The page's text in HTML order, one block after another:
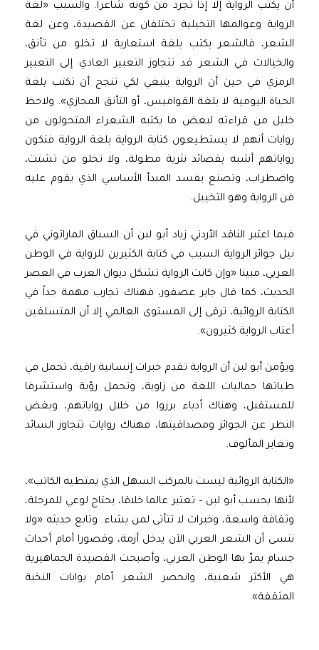
أن يكتب الرواية إلا إذا تجرد من كونه شاعرا. والسبب «لغة
الرواية وعوالمها التخيلية تختلفان عن القصيدة، وعن لغة
الشعر، فالشعر يكتب بلغة استعارية لا تخلو من تأنق،
والخيالات في الشعر قد تتجاوز التعبير العادي إلى التعبير
الرمزي في حين أن الرواية ينبغي لكي تنجح أن تكتب بلغة
الحياة اليومية لا بلغة القواميس، أو التأنق المجازي». ولاحظ
خليل من قراءته لبعض ما يكتبه الشعراء المتحولون من
روايات أنهم لا يستطيعون كتابة الرواية بلغة الرواية فتكون
رواياتهم أشبه بقصائد نثرية مطولة، ولا تخلو من تشتت،
واضطراب، وتصنع يفسد المبدأ الأساسي الذي يقوم عليه
فن الرواية وهو التخييل.
فيما اعتبر الناقد الأردني زياد أبو لبن أن السباق الماراثوني في
نيل جوائز الرواية السبب في كتابة الكثيرين للرواية في الوطن
العربي، مبينا «وإن كانت الرواية تشكل ديوان العرب في العصر
الحديث، كما قال جابر عصفور، فهناك تجارب مهمة جداً في
الكتابة الروائية، ترقى إلى المستوى العالمي إلا أن المتسلقين
أعتاب الرواية كثيرون».
ويؤمن أبو لبن أن الرواية تقدم خبرات إنسانية راقية، تحمل في
طياتها جماليات اللغة من زاوية، وتحمل رؤية واستشرفا
للمستقبل، وهناك أدباء برزوا من خلال رواياتهم، وبغض
النظر عن الجوائز ومصداقيتها، فهناك روايات تتجاوز السائد
وتغاير المألوف.
«الكتابة الروائية ليست بالمركب السهل الذي يمتطيه الكاتب»،
لأنها بحسب أبو لبن – تعتبر عالما خلاقا، يحتاج لوعي للمرحلة،
وثقافة واسعة، وخبرات لا تتأتى لمن يشاء. وتابع حديثه «ولا
ننسى أن الشعر العربي الآن يدخل أزمة، وقصورا أمام أحداث
جسام يمرّ بها الوطن العربي، وأصبحت القصيدة الجماهيرية
هي الأكثر شعبية، وانحصر الشعر أمام بوابات النخبة
المثقفة».